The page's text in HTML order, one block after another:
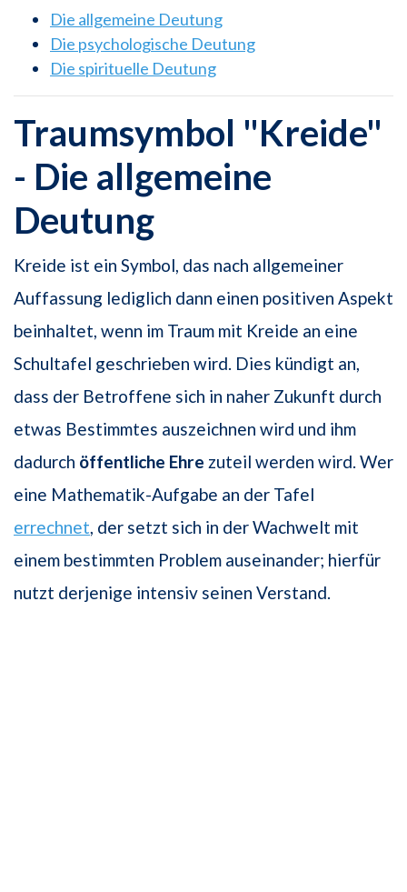
Die allgemeine Deutung
Die psychologische Deutung
Die spirituelle Deutung
Traumsymbol "Kreide"
- Die allgemeine
Deutung
Kreide ist ein Symbol, das nach allgemeiner
Auffassung lediglich dann einen positiven Aspekt
beinhaltet, wenn im Traum mit Kreide an eine
Schultafel geschrieben wird. Dies kündigt an,
dass der Betroffene sich in naher Zukunft durch
etwas Bestimmtes auszeichnen wird und ihm
dadurch öffentliche Ehre zuteil werden wird. Wer
eine Mathematik-Aufgabe an der Tafel
errechnet, der setzt sich in der Wachwelt mit
einem bestimmten Problem auseinander; hierfür
nutzt derjenige intensiv seinen Verstand.